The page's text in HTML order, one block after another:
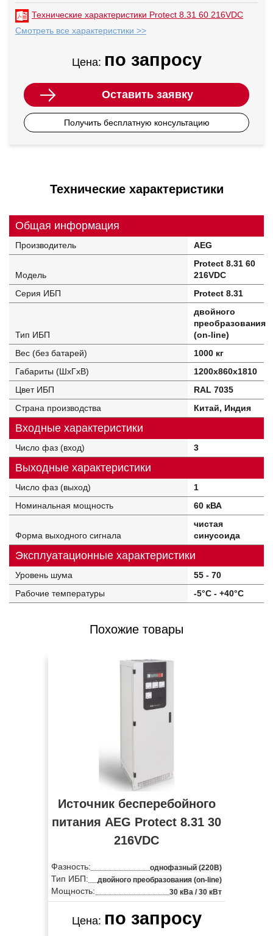
Технические характеристики Protect 8.31 60 216VDC
Смотреть все характеристики >>
Цена: по запросу
Оставить заявку
Получить бесплатную консультацию
Технические характеристики
Общая информация
Производитель AEG
Модель
Protect 8.31 60
216VDC
Серия ИБП
Protect 8.31
Тип ИБП
двойного
преобразования
(on-line)
Вес (без батарей)
1000 кг
Габариты (ШхГхВ)
1200х860х1810
Цвет ИБП
RAL 7035
Страна производства
Китай, Индия
Входные характеристики
Число фаз (вход) 3
Выходные характеристики
Число фаз (выход)
1
Номинальная мощность
60 кВА
Форма выходного сигнала
чистая
синусоида
Эксплуатационные характеристики
Уровень шума
55 - 70
Рабочие температуры
-5°C - +40°C
Похожие товары
Источник бесперебойного
питания AEG Protect 8.31 30
216VDC
Фазность: однофазный (220В)
Тип ИБП: двойного преобразования (on-line)
Мощность: 30 кВа / 30 кВт
Цена: по запросу